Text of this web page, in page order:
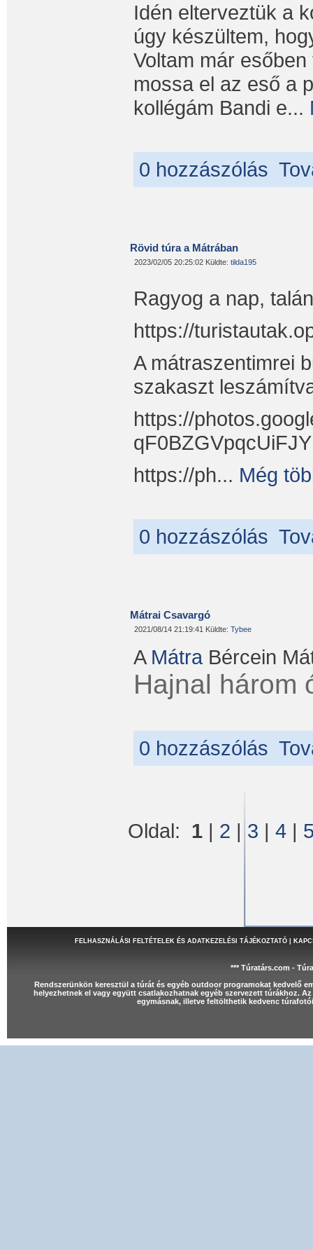
Idén elterveztük a
úgy készültem,
Voltam már
mossa el az eső a
kollégám Bandi e...
0 hozzászólás
Rövid túra a Mátrában
2023/02/05 20:25:02 Küldte: tilda195
Ragyog a nap,
https://
A mátraszentimrei
szakaszt
https://
https://ph... Még
0 hozzászólás
Mátrai Csavargó
2021/08/14 21:19:41 Küldte: Tybee
A Mátra Bércein
Hajnal három
0 hozzászólás
Oldal: 1 | 2 | 3 | 4 |
FELHASZNÁLÁSI FELTÉTELEK ÉS ADATKEZELÉSI TÁJÉKOZTATÓ|
*** Túratárs.com -
Rendszerünkön keresztül a túrát és egyéb outdoor programokat kedvelő
helyezhetnek el vagy együtt csatlakozhatnak egyéb szervezett túrákhoz.
egymásnak, illetve feltölthetik kedvenc